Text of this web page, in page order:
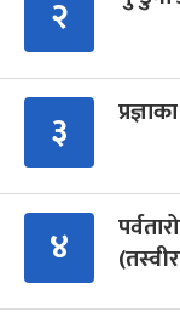
२
३
४